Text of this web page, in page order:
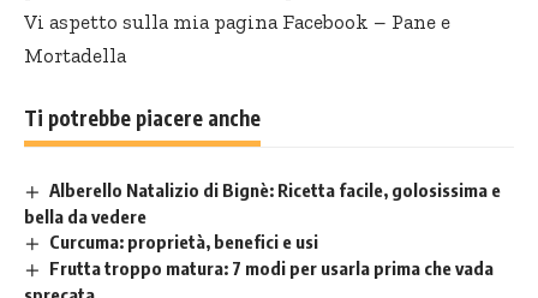
Vi aspetto sulla mia pagina Facebook – Pane e
Mortadella
Ti potrebbe piacere anche
Alberello Natalizio di Bignè: Ricetta facile, golosissima e
bella da vedere
Curcuma: proprietà, benefici e usi
Frutta troppo matura: 7 modi per usarla prima che vada